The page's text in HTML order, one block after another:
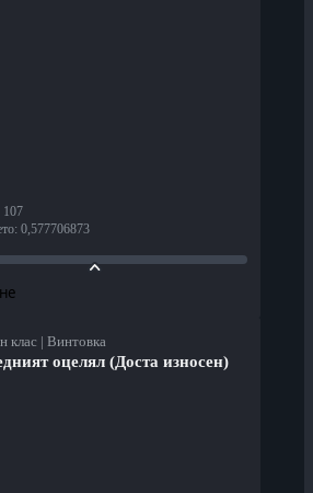
107
: 0,577706873
клас | Винтовка
оцелял (Доста износен)